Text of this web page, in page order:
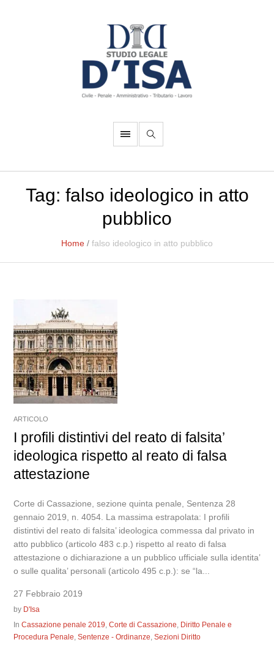
Tag: falso ideologico in atto
pubblico
Home / falso ideologico in atto pubblico
ARTICOLO
I profili distintivi del reato di falsita’
ideologica rispetto al reato di falsa
attestazione
Corte di Cassazione, sezione quinta penale, Sentenza 28
gennaio 2019, n. 4054. La massima estrapolata: I profili
distintivi del reato di falsita’ ideologica commessa dal privato in
atto pubblico (articolo 483 c.p.) rispetto al reato di falsa
attestazione o dichiarazione a un pubblico ufficiale sulla identita’
o sulle qualita’ personali (articolo 495 c.p.): se “la...
27 Febbraio 2019
by D'Isa
InCassazione penale 2019,Corte di Cassazione, Diritto Penale e
Procedura Penale,Sentenze - Ordinanze,Sezioni Diritto